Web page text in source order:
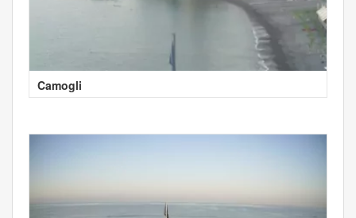
Camogli